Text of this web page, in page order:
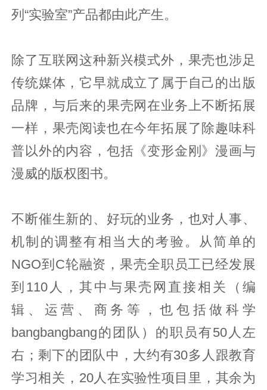
列“实验室”产品都由此产生。
除了互联网这种新兴模式外，果壳也涉足
传统媒体，它早就成立了属于自己的出版
品牌，与后来的果壳网在业务上不断拓展
一样，果壳阅读也在今年拓展了除趣味科
普以外的内容，包括《变形金刚》漫画与
漫威的版权图书。
不断催生新的、好玩的业务，也对人事、
机制的调整有相当大的考验。从简单的
NGO到C轮融资，果壳全职员工已经发展
到110人，其中与果壳网直接相关（编
辑、运营、商务等，也包括做科学
bangbangbang的团队）的职员有50人左
右；剩下的团队中，大约有30多人跟教育
学习相关，20人在实验性项目里，其余为